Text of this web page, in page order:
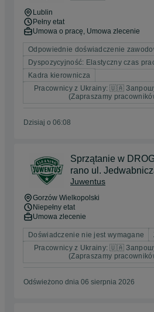
Lublin
Pełny etat
Umowa o pracę, Umowa zlecenie
Odpowiednie doświadczenie
Dyspozycyjność: Elastyczny czas
Kadra kierownicza
Pracownicy z Ukrainy: 🇺🇦
(Zapraszamy
Dzisiaj o 06:08
Sprzątanie w
rano ul.
Juwentus
Gorzów Wielkopolski
Niepełny etat
Umowa zlecenie
Doświadczenie nie jest wymagane
Pracownicy z Ukrainy: 🇺🇦
(Zapraszamy
Odświeżono dnia 06 sierpnia 2026